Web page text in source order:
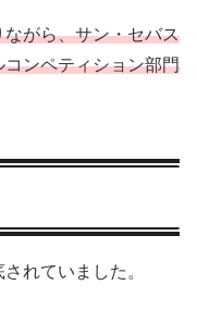
がら、サン・セバス
ンペティション部門
れていました。